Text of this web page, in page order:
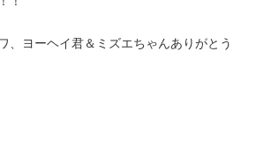
、ヨーヘイ君＆ミズエちゃんありがとう